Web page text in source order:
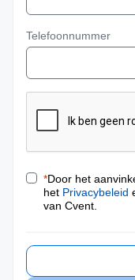
Telefoonnummer
*Door het
het Privacybeleid
van Cvent.